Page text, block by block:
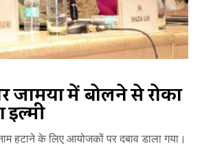
जामिया में बोलने से रोका
इल्मी
हटाने के लिए आयोजकों पर दबाव डाला गया।